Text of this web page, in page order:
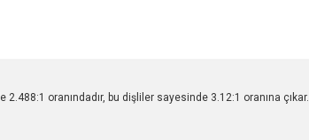
oranındadır, bu dişliler sayesinde 3.12:1 oranına çıkar.